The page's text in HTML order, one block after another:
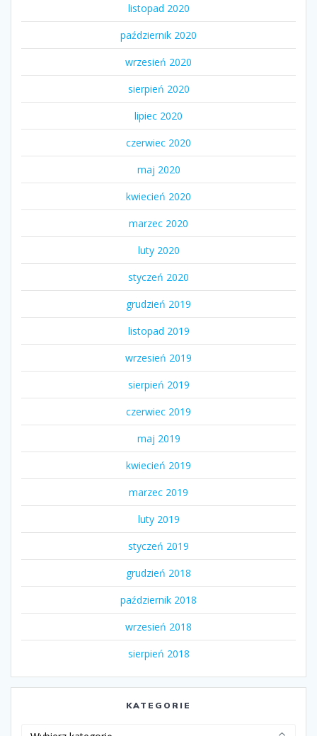
listopad 2020
październik 2020
wrzesień 2020
sierpień 2020
lipiec 2020
czerwiec 2020
maj 2020
kwiecień 2020
marzec 2020
luty 2020
styczeń 2020
grudzień 2019
listopad 2019
wrzesień 2019
sierpień 2019
czerwiec 2019
maj 2019
kwiecień 2019
marzec 2019
luty 2019
styczeń 2019
grudzień 2018
październik 2018
wrzesień 2018
sierpień 2018
KATEGORIE